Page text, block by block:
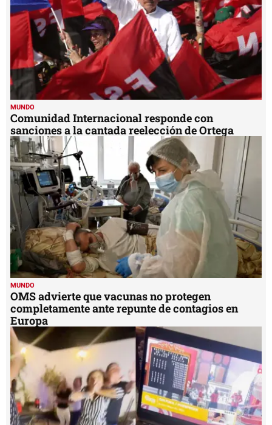
MUNDO
Comunidad Internacional responde con
sanciones a la cantada reelección de Ortega
MUNDO
OMS advierte que vacunas no protegen
completamente ante repunte de contagios en
Europa